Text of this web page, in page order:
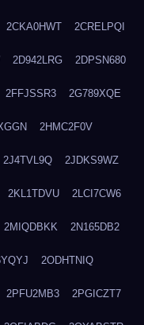
2CKA0HWT 2CRELPQI
2D942LRG 2DPSN680
2FFJSSR3 2G789XQE
2HMC2F0V
2J4TVL9Q 2JDKS9WZ
2KL1TDVU 2LCI7CW6
2MIQDBKK 2N165DB2
2ODHTNIQ
2PFU2MB3 2PGICZT7